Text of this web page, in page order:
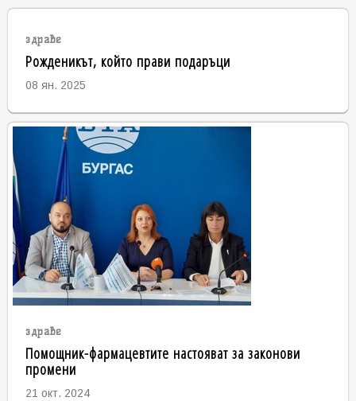
здраве
Рожденикът, който прави подаръци
08 ян. 2025
здраве
Помощник-фармацевтите настояват за законови
промени
21 окт. 2024